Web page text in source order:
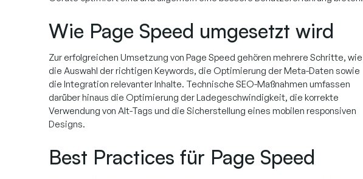
Wie Page Speed umgesetzt wird
Zur erfolgreichen Umsetzung von Page Speed gehören mehrere Schritte, wie
die Auswahl der richtigen Keywords, die Optimierung der Meta-Daten sowie
die Integration relevanter Inhalte. Technische SEO-Maßnahmen umfassen
darüber hinaus die Optimierung der Ladegeschwindigkeit, die korrekte
Verwendung von Alt-Tags und die Sicherstellung eines mobilen responsiven
Designs.
Best Practices für Page Speed